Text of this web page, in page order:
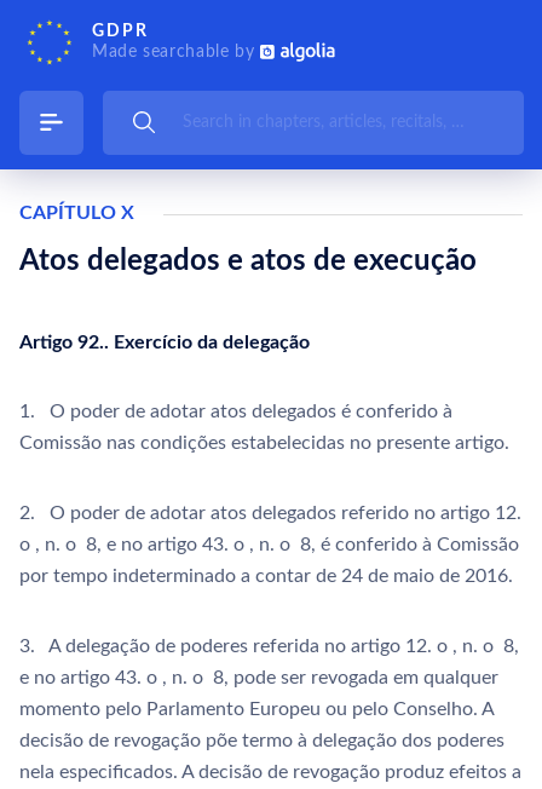
GDPR
Made searchable by
CAPÍTULO X
Atos delegados e atos de execução
Artigo 92.. Exercício da delegação
1. O poder de adotar atos delegados é conferido à
Comissão nas condições estabelecidas no presente artigo.
2. O poder de adotar atos delegados referido no artigo 12.
o , n. o 8, e no artigo 43. o , n. o 8, é conferido à Comissão
por tempo indeterminado a contar de 24 de maio de 2016.
3. A delegação de poderes referida no artigo 12. o , n. o 8,
e no artigo 43. o , n. o 8, pode ser revogada em qualquer
momento pelo Parlamento Europeu ou pelo Conselho. A
decisão de revogação põe termo à delegação dos poderes
nela especificados. A decisão de revogação produz efeitos a